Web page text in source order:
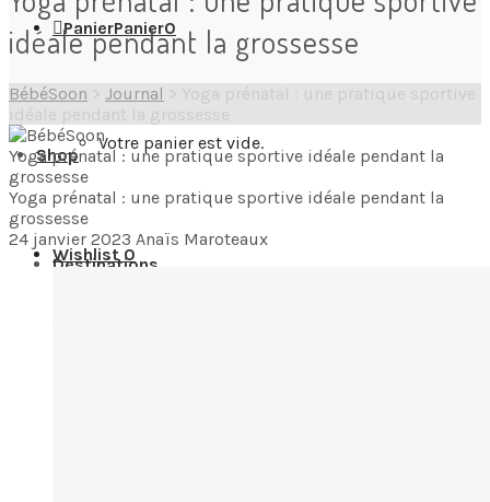
PanierPanier0
Votre panier est vide.
Wishlist 0
Shop
Destinations
idéale pendant la grossesse
BébéSoon Journal
Yoga prénatal : une pratique sportive
idéale pendant la grossesse
Yoga prénatal : une pratique sportive idéale pendant la
grossesse
Yoga prénatal : une pratique sportive idéale pendant la
grossesse
24 janvier 2023 Anaïs Maroteaux